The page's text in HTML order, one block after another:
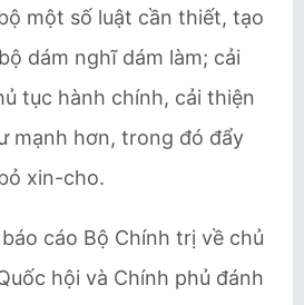
một số luật cần thiết, tạo
dám nghĩ dám làm; cải
tục hành chính, cải thiện
mạnh hơn, trong đó đẩy
xin-cho.
cáo Bộ Chính trị về chủ
hội và Chính phủ đánh